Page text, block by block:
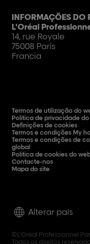
INFORMAÇÕES DO
L'Oréal
14, rue Royale
75008 París
Francia
Alterar país
©L'Oréal Professionnel
Todos os direitos
Termos de utilização do
Política de privacidade
Definições de cookies
Termos e condições My
Termos e condições de
global
Política de cookies do
Contacte-nos
Mapa do site